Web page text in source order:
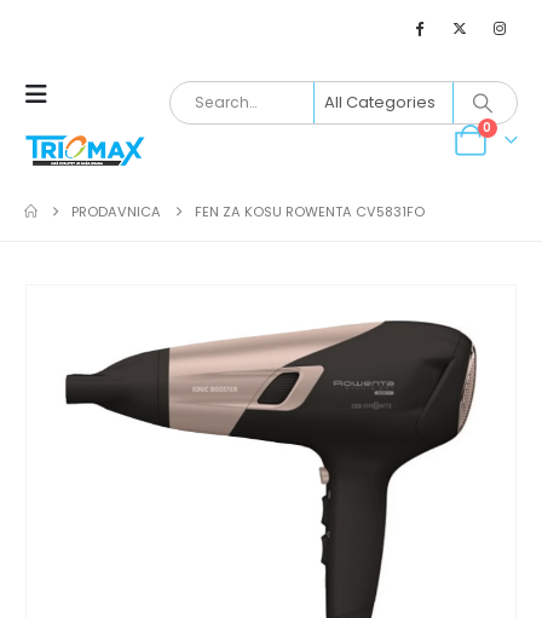
0
PRODAVNICA FEN ZA KOSU ROWENTA CV5831FO